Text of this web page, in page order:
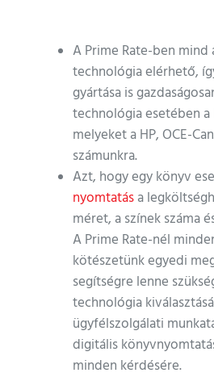
A Prime Rate-ben
technológia elérhető,
gyártása is
technológia esetében
melyeket a HP, OCE-
számunkra.
Azt, hogy egy könyv
nyomtatása
méret, a színek száma
A Prime Rate-nél
kötészetünk egyedi
segítségre lenne
technológia
ügyfélszolgálati
digitális
minden kérdésére.